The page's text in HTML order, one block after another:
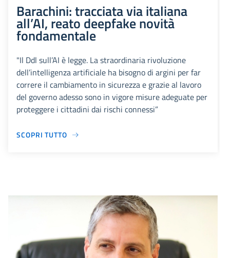
Barachini: tracciata via italiana
all’AI, reato deepfake novità
fondamentale
"Il Ddl sull’AI è legge. La straordinaria rivoluzione
dell’intelligenza artificiale ha bisogno di argini per far
correre il cambiamento in sicurezza e grazie al lavoro
del governo adesso sono in vigore misure adeguate per
proteggere i cittadini dai rischi connessi”
SCOPRI TUTTO